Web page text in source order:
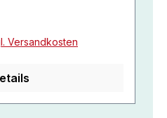
Versandkosten